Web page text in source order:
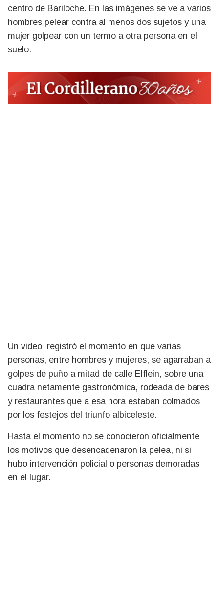
centro de Bariloche. En las imágenes se ve a varios
hombres pelear contra al menos dos sujetos y una
mujer golpear con un termo a otra persona en el
suelo.
Un video registró el momento en que varias
personas, entre hombres y mujeres, se agarraban a
golpes de puño a mitad de calle Elflein, sobre una
cuadra netamente gastronómica, rodeada de bares
y restaurantes que a esa hora estaban colmados
por los festejos del triunfo albiceleste.
Hasta el momento no se conocieron oficialmente
los motivos que desencadenaron la pelea, ni si
hubo intervención policial o personas demoradas
en el lugar.